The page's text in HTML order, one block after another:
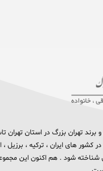
بزرگ در سال 1384 تحت نام و برند
های ایران ، ترکیه ، برزیل